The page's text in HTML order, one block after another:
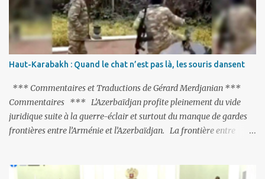
suspendue au-dessus de la tête - la fin des négociations d’adhésion
à l’UE si la peine de mort est rétablie ; Et des menaces non voilées
envers les Etats-Unis : «Si Gülen n'est pas extradé, les États-Unis
sacrifieront les relations bilatérales à cause de ce terroriste» , a
prévenu le ministre turc de la Justice, Bekir Bozdag.
Haut-Karabakh : Quand le chat n’est pas là, les souris dansent
*** Commentaires et Traductions de Gérard Merdjanian ***
Commentaires *** L’Azerbaïdjan profite pleinement du vide
juridique suite à la guerre-éclair et surtout du manque de gardes
frontières entre l’Arménie et l’Azerbaïdjan. La frontière entre
Gumri. On ne sait jamais si l’envie prenait au zigoto d’en face